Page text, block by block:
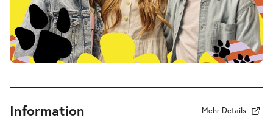
Drei Wasserschweine brennen durch-
Fr.
Fr. 09.04.2027
Tickets
Information Mehr Details